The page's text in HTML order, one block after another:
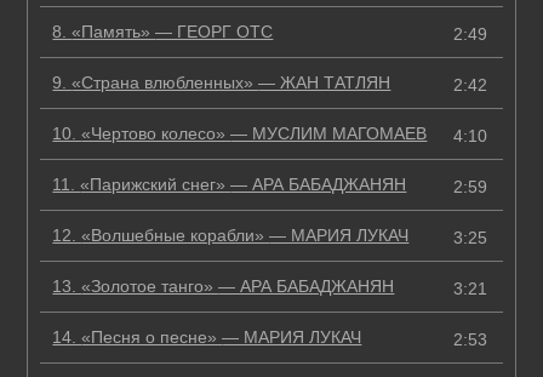
8.«Память»— ГЕОРГ ОТС 2:49
9.«Страна влюбленных»— ЖАН ТАТЛЯН 2:42
10.«Чертово колесо»— МУСЛИМ МАГОМАЕВ 4:10
11.«Парижский снег»— АРА БАБАДЖАНЯН 2:59
12.«Волшебные корабли»— МАРИЯ ЛУКАЧ 3:25
13.«Золотое танго»— АРА БАБАДЖАНЯН 3:21
14.«Песня о песне»— МАРИЯ ЛУКАЧ 2:53